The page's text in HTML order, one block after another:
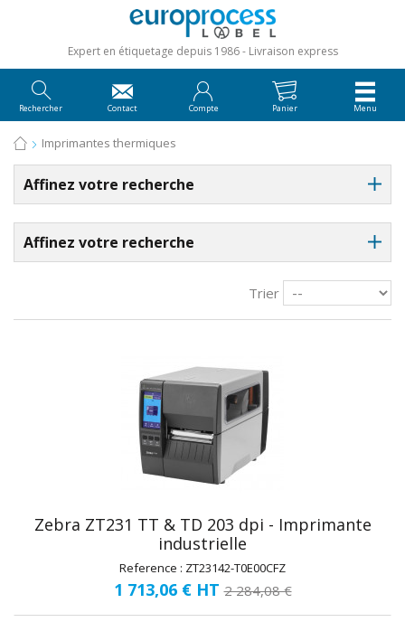
Expert en étiquetage depuis 1986 Livraison express
Rechercher Contact Compte Panier Menu
Imprimantes thermiques
Affinez votre recherche
Affinez votre recherche
Trier
Zebra ZT231 TT & TD 203 dpi - Imprimante
industrielle
Reference : ZT23142-T0E00CFZ
1 713,06 € HT 2 284,08 €